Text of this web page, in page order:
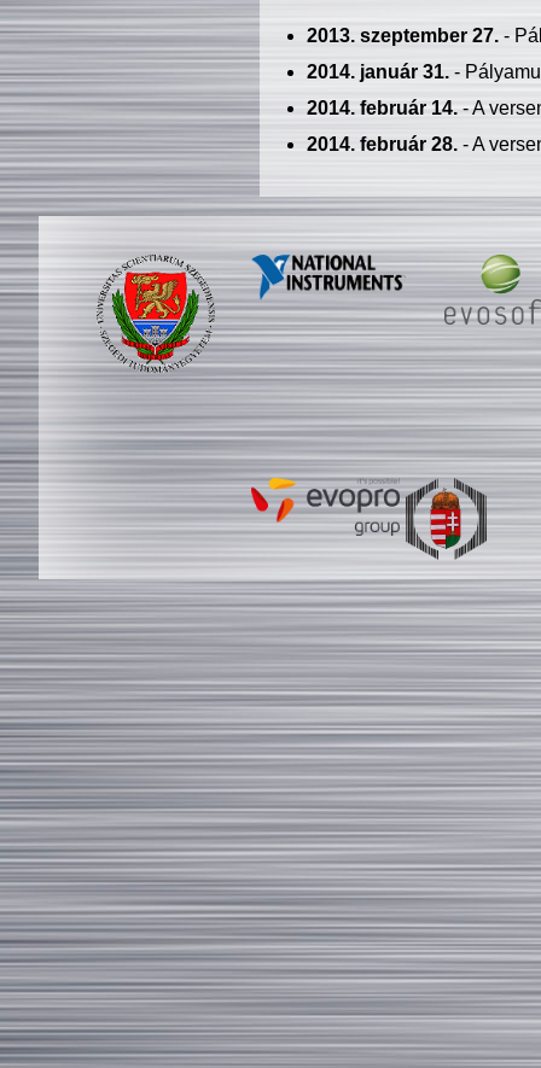
2013. szeptember 27.-
2014. január 31.-
2014. február 14.- A
2014. február 28.- A